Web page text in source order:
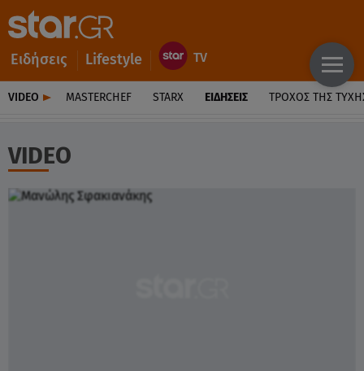
Ειδήσεις Lifestyle
VIDEO MASTERCHEF STARX ΕΙΔΉΣΕΙΣ ΤΡΟΧΌΣ ΤΗΣ
VIDEO